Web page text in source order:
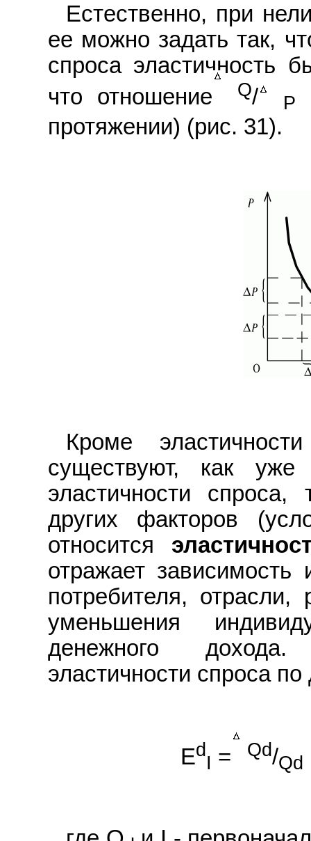
Естественно, при
ее можно задать так,
спроса эластичность
что отношение
Q/ P
протяжении) (рис. 31).
Кроме
существуют, как
эластичности
других факторов
относится
отражает зависимость
потребителя,
уменьшения
денежного
эластичности спроса
Ed
I = Qd/Qd